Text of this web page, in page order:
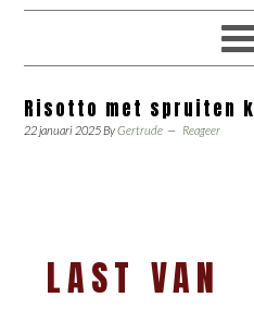
Risotto met spruiten
22 januari 2025ByGertrude Reageer
LAST VAN